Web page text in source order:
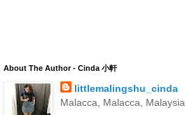
About The Author - Cinda 小軒
littlemalingshu_cinda
Malacca, Malacca, Malaysia